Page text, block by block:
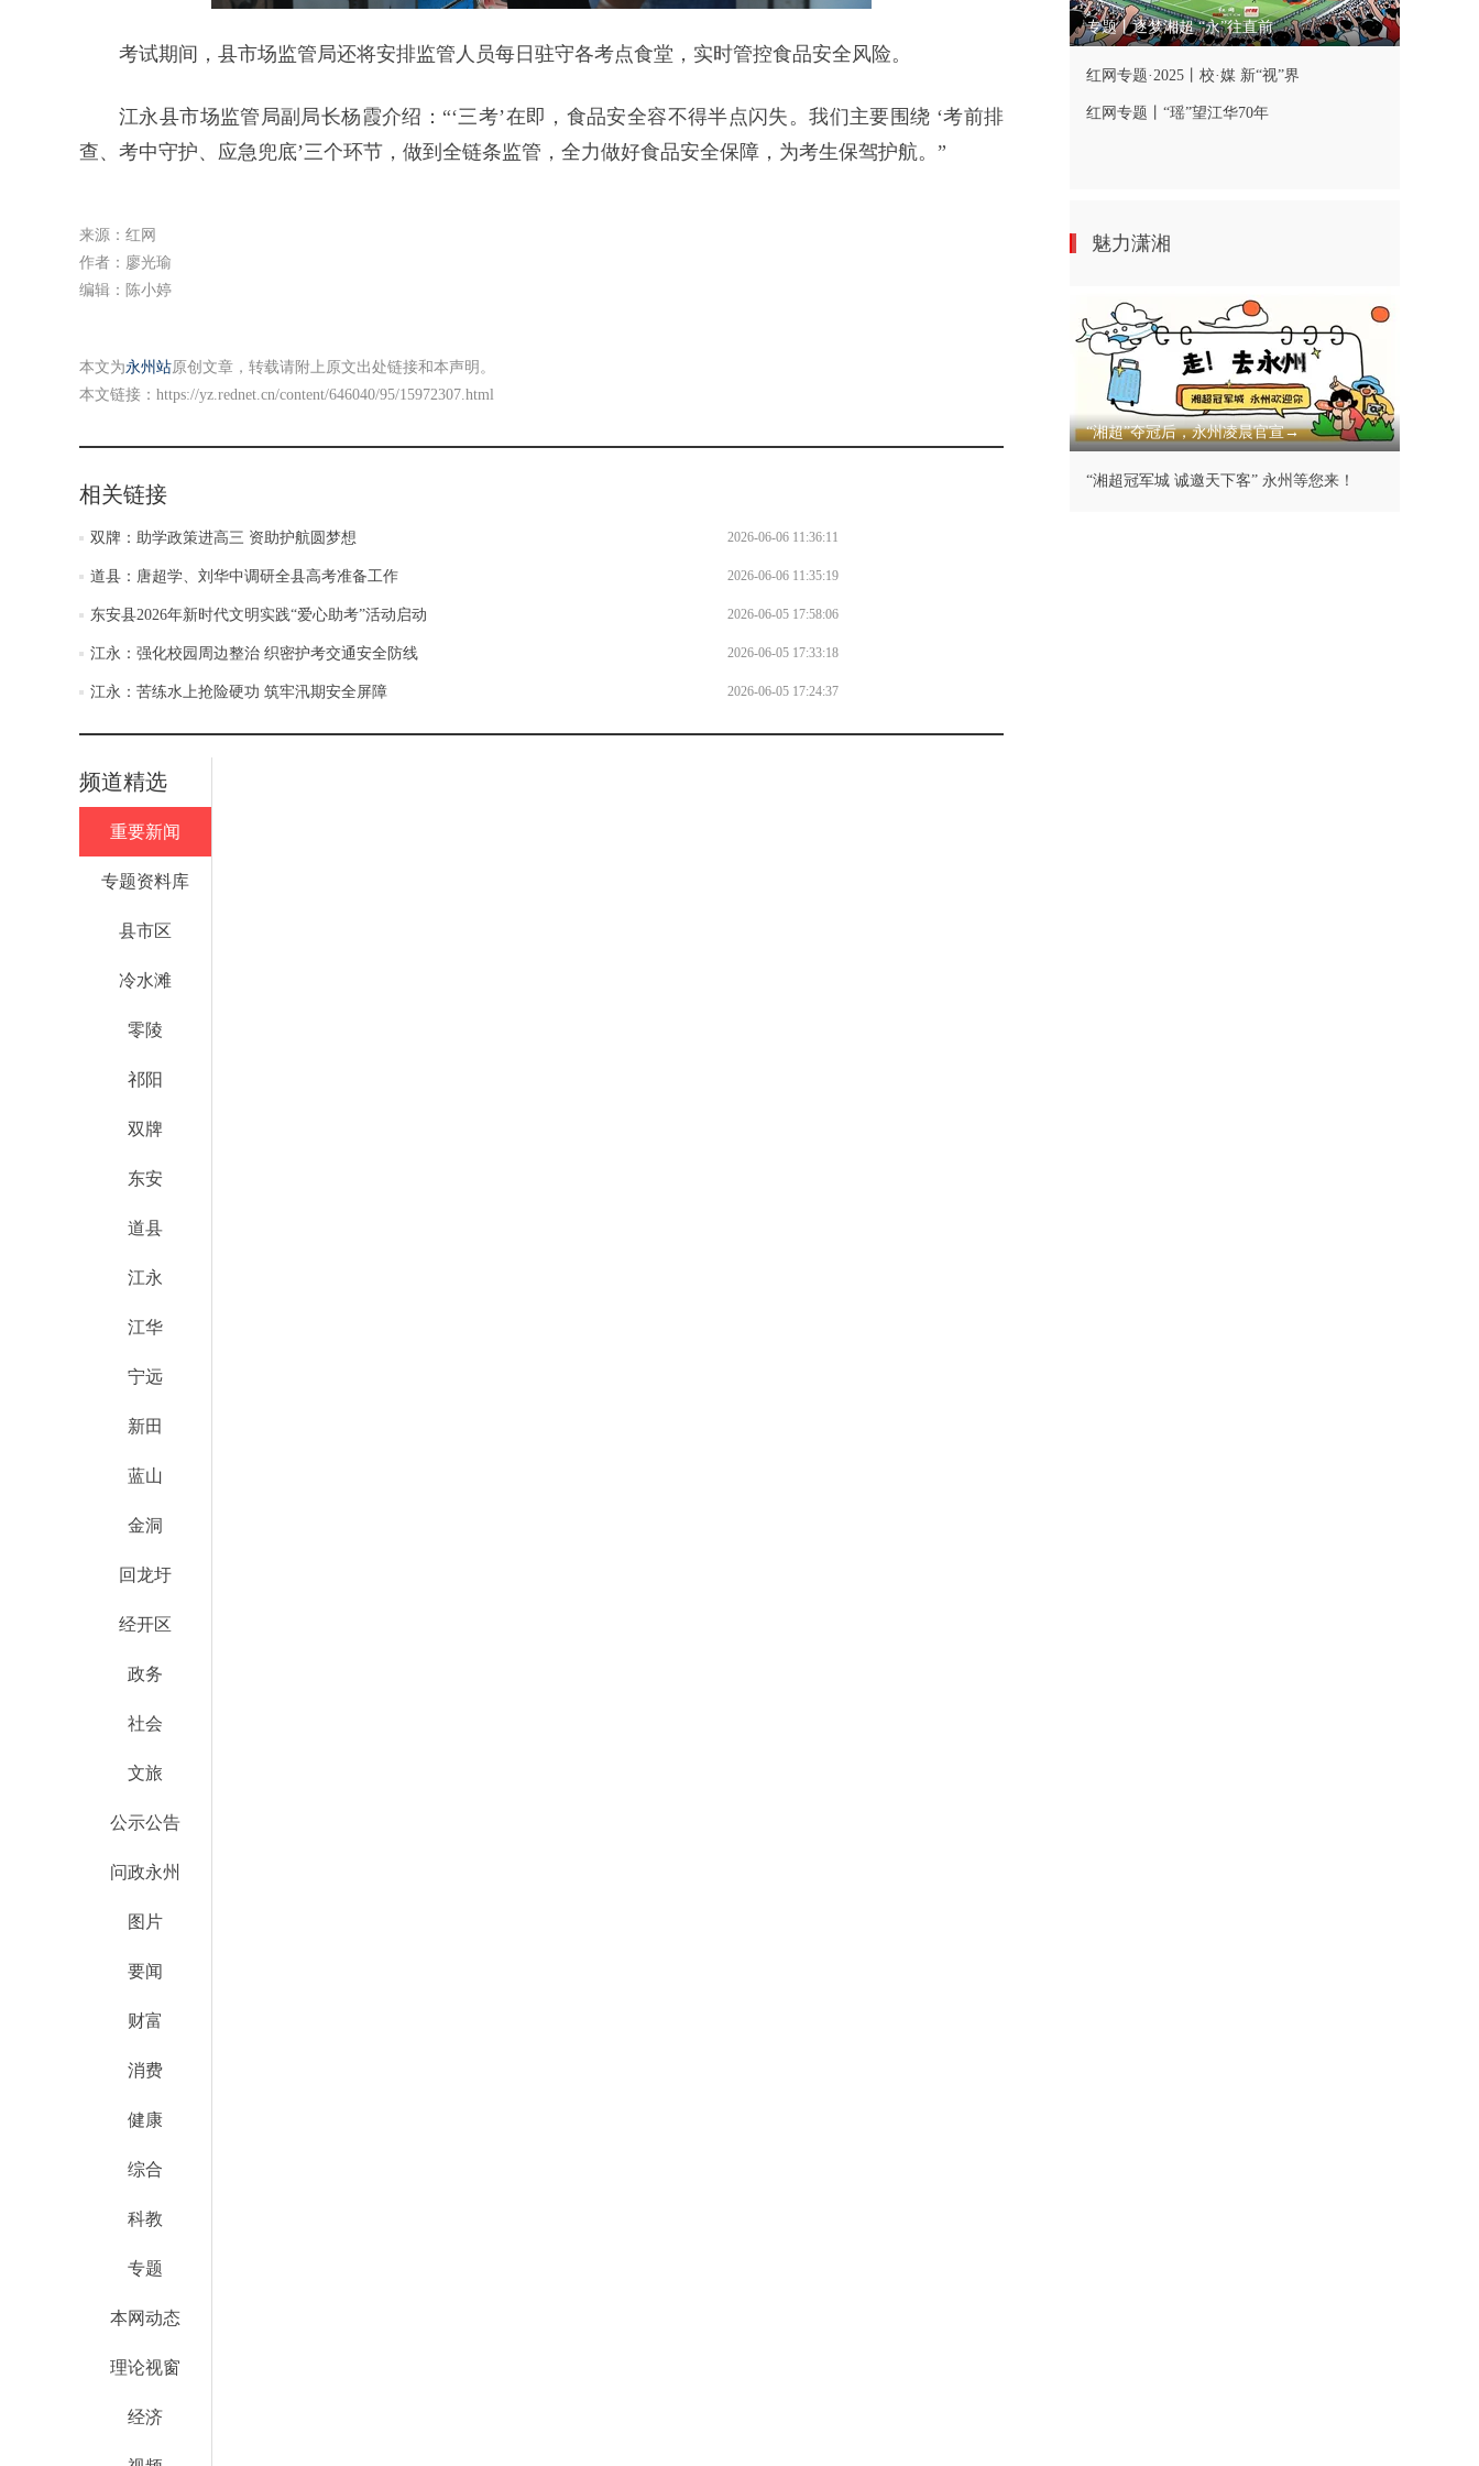
考试期间，县市场监管局还将安排监管人员每日驻守各考点食堂，实时管控食品安全风险。
江永县市场监管局副局长杨霞介绍：“‘三考’在即，食品安全容不得半点闪失。我们主要围绕 ‘考前排
查、考中守护、应急兜底’三个环节，做到全链条监管，全力做好食品安全保障，为考生保驾护航。”
来源：红网
作者：廖光瑜
编辑：陈小婷
本文为永州站原创文章，转载请附上原文出处链接和本声明。
本文链接： https://yz.rednet.cn/content/646040/95/15972307.html
相关链接
双牌：助学政策进高三 资助护航圆梦想 2026-06-06 11:36:11
道县：唐超学、刘华中调研全县高考准备工作 2026-06-06 11:35:19
东安县2026年新时代文明实践“爱心助考”活动启动 2026-06-05 17:58:06
江永：强化校园周边整治 织密护考交通安全防线 2026-06-05 17:33:18
江永：苦练水上抢险硬功 筑牢汛期安全屏障 2026-06-05 17:24:37
频道精选
重要新闻
专题资料库
县市区
冷水滩
零陵
祁阳
双牌
东安
道县
江永
江华
宁远
新田
蓝山
金洞
回龙圩
经开区
政务
社会
文旅
公示公告
问政永州
图片
要闻
财富
消费
健康
综合
科教
专题
本网动态
理论视窗
经济
专题丨逐梦湘超 “永”往直前
红网专题·2025丨校·媒 新“视”界
红网专题丨“瑶”望江华70年
魅力潇湘
“湘超”夺冠后，永州凌晨官宣→
“湘超冠军城 诚邀天下客” 永州等您来！